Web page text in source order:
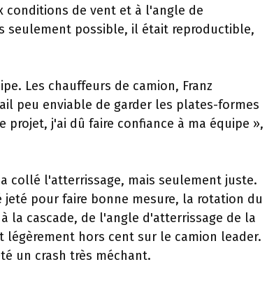
conditions de vent et à l'angle de
seulement possible, il était reproductible,
Les chauffeurs de camion, Franz
peu enviable de garder les plates-formes
j'ai dû faire confiance à ma équipe »,
collé l'atterrissage, mais seulement juste.
pour faire bonne mesure, la rotation du
la cascade, de l'angle d'atterrissage de la
hors cent sur le camion leader.
un crash très méchant.